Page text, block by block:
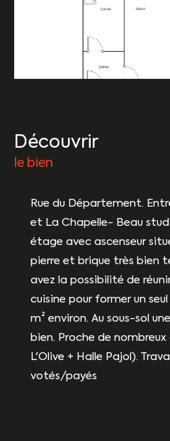
découvrir
le bien
Rue du Département.
et La Chapelle- Beau
étage avec ascenseur
pierre et brique très bien
avez la possibilité de
cuisine pour former un
m² environ. Au sous-sol
bien. Proche de
L'Olive + Halle Pajol).
votés/payés